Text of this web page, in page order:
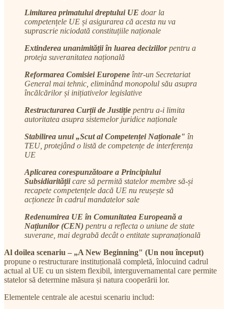
Limitarea primatului dreptului UE doar la
competențele UE și asigurarea că acesta nu va
suprascrie niciodată constituțiile naționale
Extinderea unanimității în luarea deciziilorpentru a
proteja suveranitatea națională
Reformarea Comisiei Europene într-un Secretariat
General mai tehnic, eliminând monopolul său asupra
încălcărilor și inițiativelor legislative
Restructurarea Curții de Justiție pentru a-i limita
autoritatea asupra sistemelor juridice naționale
Stabilirea unui „Scut al Competenței Naționale" în
TEU, protejând o listă de competențe de interferența
UE
Aplicarea corespunzătoare a Principiului
Subsidiaritățiicare să permită statelor membre să-și
recapete competențele dacă UE nu reușește să
acționeze în cadrul mandatelor sale
Redenumirea UE în Comunitatea Europeană a
Națiunilor (CEN) pentru a reflecta o uniune de state
suverane, mai degrabă decât o entitate supranațională
Al doilea scenariu – „A New Beginning" (Un nou început)
propune o restructurare instituțională completă, înlocuind cadrul
actual al UE cu un sistem flexibil, interguvernamental care permite
statelor să determine măsura și natura cooperării lor.
Elementele centrale ale acestui scenariu includ: